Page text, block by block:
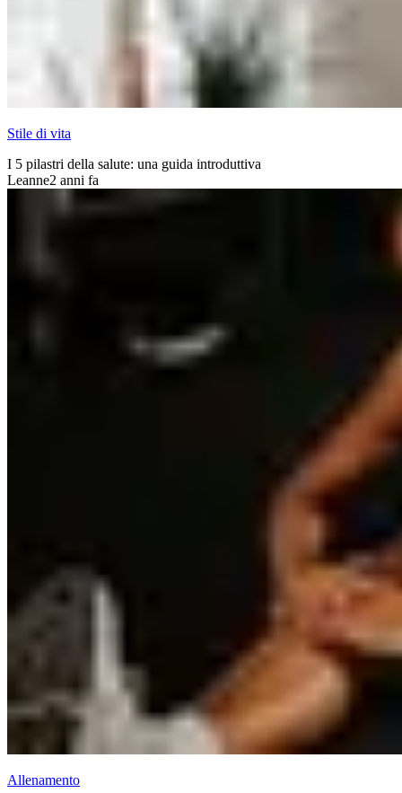
Stile di vita
I 5 pilastri della salute: una guida introduttiva
Leanne2 anni fa
Allenamento